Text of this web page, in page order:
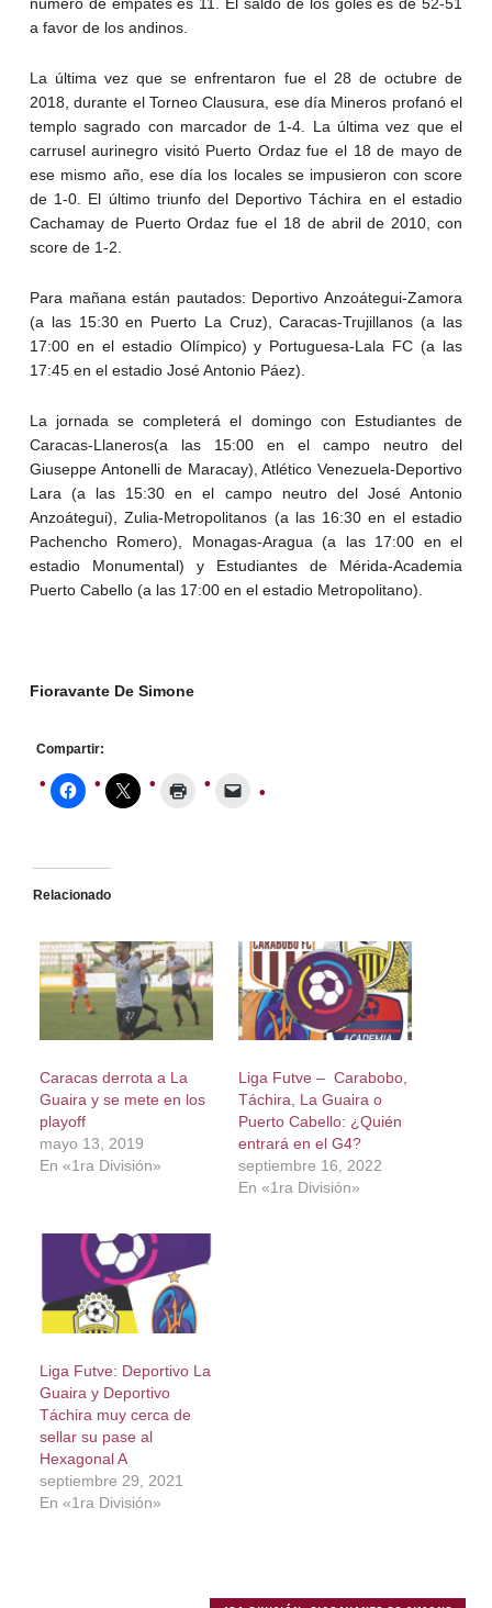
a favor de los andinos.
La última vez que se enfrentaron fue el 28 de octubre de
2018, durante el Torneo Clausura, ese día Mineros profanó el
templo sagrado con marcador de 1-4. La última vez que el
carrusel aurinegro visitó Puerto Ordaz fue el 18 de mayo de
ese mismo año, ese día los locales se impusieron con score
de 1-0. El último triunfo del Deportivo Táchira en el estadio
Cachamay de Puerto Ordaz fue el 18 de abril de 2010, con
score de 1-2.
Para mañana están pautados: Deportivo Anzoátegui-Zamora
(a las 15:30 en Puerto La Cruz), Caracas-Trujillanos (a las
17:00 en el estadio Olímpico) y Portuguesa-Lala FC (a las
17:45 en el estadio José Antonio Páez).
La jornada se completerá el domingo con Estudiantes de
Caracas-Llaneros(a las 15:00 en el campo neutro del
Giuseppe Antonelli de Maracay), Atlético Venezuela-Deportivo
Lara (a las 15:30 en el campo neutro del José Antonio
Anzoátegui), Zulia-Metropolitanos (a las 16:30 en el estadio
Pachencho Romero), Monagas-Aragua (a las 17:00 en el
estadio Monumental) y Estudiantes de Mérida-Academia
Puerto Cabello (a las 17:00 en el estadio Metropolitano).
Fioravante De Simone
Compartir:
Relacionado
Caracas derrota a La
Guaira y se mete en los
playoff
mayo 13, 2019
En «1ra División»
Liga Futve – Carabobo,
Táchira, La Guaira o
Puerto Cabello: ¿Quién
entrará en el G4?
septiembre 16, 2022
En «1ra División»
Liga Futve: Deportivo La
Guaira y Deportivo
Táchira muy cerca de
sellar su pase al
Hexagonal A
septiembre 29, 2021
En «1ra División»